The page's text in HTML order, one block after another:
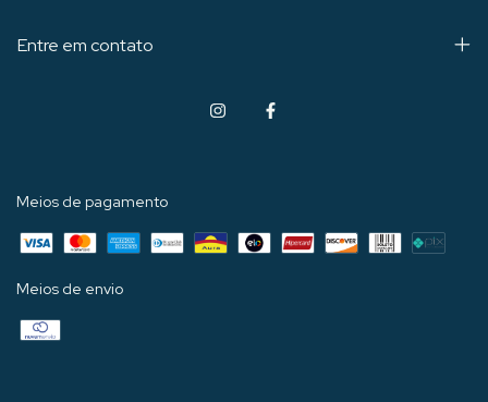
Entre em contato
Meios de pagamento
Meios de envio